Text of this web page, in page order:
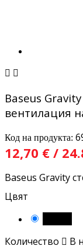
 
Baseus
вентилация
Код на продукта:
12,70 € /
Baseus Gravity
Цвят
Количество  В